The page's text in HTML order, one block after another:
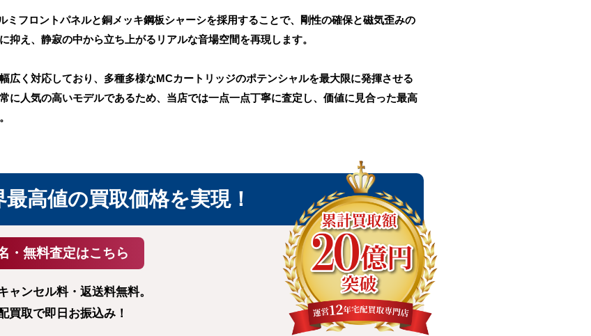
ミフロントパネルと銅メッキ鋼板シャーシを採用することで、剛性の確保と磁気歪みの
抑え、静寂の中から立ち上がるリアルな音場空間を再現します。
広く対応しており、多種多様なMCカートリッジのポテンシャルを最大限に発揮させる
に人気の高いモデルであるため、当店では一点一点丁寧に査定し、価値に見合った最高
最高値の買取価格を実現！
ャンセル料・返送料無料。
買取で即日お振込み！